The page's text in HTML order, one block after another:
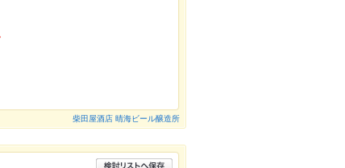
柴田屋酒店 晴海ビール醸造所